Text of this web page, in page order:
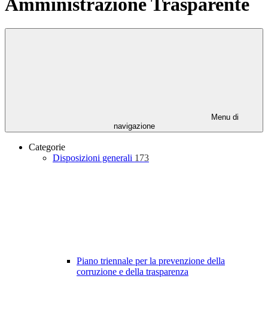
Menu di
navigazione
Categorie
Disposizioni generali 173
Piano triennale per la prevenzione della
corruzione e della trasparenza